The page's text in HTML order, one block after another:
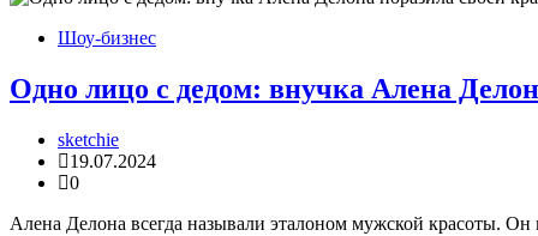
Шоу-бизнес
Одно лицо с дедом: внучка Алена
sketchie
19.07.2024
0
Алена Делона всегда называли эталоном мужской красоты.